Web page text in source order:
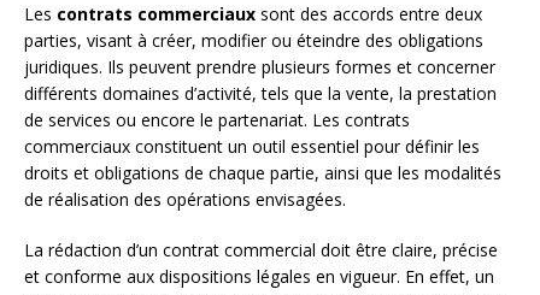
Les contrats commerciaux sont des accords entre deux
parties, visant à créer, modifier ou éteindre des obligations
juridiques. Ils peuvent prendre plusieurs formes et concerner
différents domaines d’activité, tels que la vente, la prestation
de services ou encore le partenariat. Les contrats
commerciaux constituent un outil essentiel pour définir les
droits et obligations de chaque partie, ainsi que les modalités
de réalisation des opérations envisagées.
La rédaction d’un contrat commercial doit être claire, précise
et conforme aux dispositions légales en vigueur. En effet, un